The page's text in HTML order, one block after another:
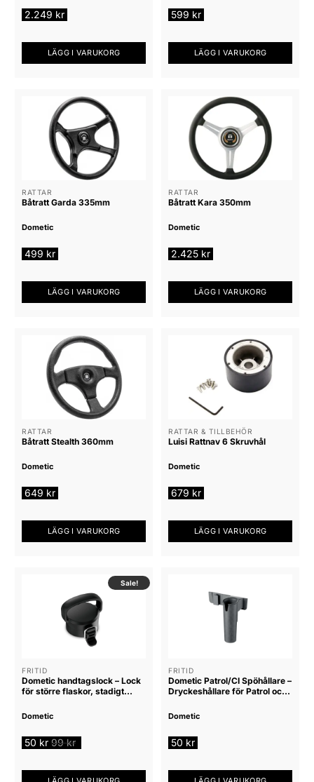
2.249 kr
LÄGG I VARUKORG
599 kr
LÄGG I VARUKORG
RATTAR
Båtratt Garda 335mm
Dometic
499 kr
LÄGG I VARUKORG
RATTAR
Båtratt Kara 350mm
Dometic
2.425 kr
LÄGG I VARUKORG
RATTAR
Båtratt Stealth 360mm
Dometic
649 kr
LÄGG I VARUKORG
RATTAR & TILLBEHÖR
Luisi Rattnav 6 Skruvhål
Dometic
679 kr
LÄGG I VARUKORG
Sale!
FRITID
Dometic handtagslock – Lock
för större flaskor, stadigt
Dometic
50 kr 99kr
FRITID
Dometic Patrol/CI Spöhållare –
Dryckeshållare för Patrol och
Dometic
50 kr